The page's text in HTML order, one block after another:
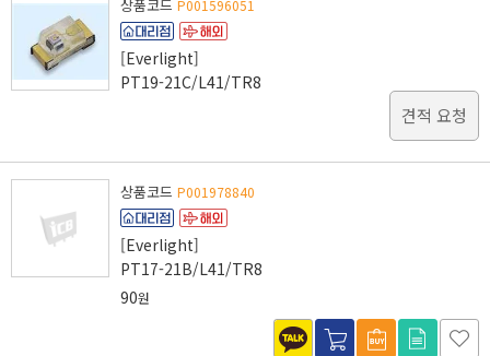
상품코드 P001596051
[Everlight]
PT19-21C/L41/TR8
견적 요청
상품코드 P001978840
[Everlight]
PT17-21B/L41/TR8
90원